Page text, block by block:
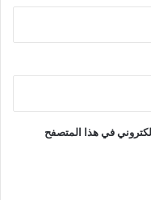
في هذا المتصفح